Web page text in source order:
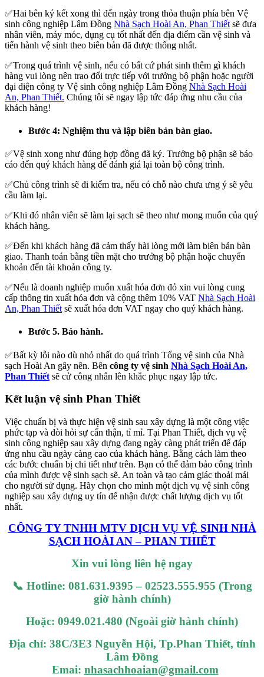
✅Hai bên ký kết xong thì đến ngày trong thỏa thuận phía bên Vệ
sinh công nghiệp Lâm Đồng Nhà Sạch Hoài An, Phan Thiết sẽ đưa
nhân viên, máy móc, dụng cụ tốt nhất đến địa điểm cần vệ sinh và
tiến hành vệ sinh theo biên bản đã được thống nhất.
✅Trong quá trình vệ sinh, nếu có bất cứ phát sinh thêm gì khách
hàng vui lòng nên trao đổi trực tiếp với trưởng bộ phận hoặc người
đại diện công ty Vệ sinh công nghiệp Lâm Đồng Nhà Sạch Hoài
An, Phan Thiết. Chúng tôi sẽ ngay lập tức đáp ứng nhu cầu của
khách hàng!
Bước 4: Nghiệm thu và lập biên bản bàn giao.
✅Vệ sinh xong như đúng hợp đồng đã ký. Trưởng bộ phận sẽ báo
cáo đến quý khách hàng để đánh giá lại toàn bộ công trình.
✅Chủ công trình sẽ đi kiểm tra, nếu có chỗ nào chưa ưng ý sẽ yêu
cầu làm lại.
✅Khi đó nhân viên sẽ làm lại sạch sẽ theo như mong muốn của quý
khách hàng.
✅Đến khi khách hàng đã cảm thấy hài lòng mới làm biên bản bàn
giao. Thanh toán bằng tiền mặt cho trưởng bộ phận hoặc chuyển
khoản đến tài khoản công ty.
✅Nếu là doanh nghiệp muốn xuất hóa đơn đỏ xin vui lòng cung
cấp thông tin xuất hóa đơn và cộng thêm 10% VAT Nhà Sạch Hoài
An, Phan Thiết sẽ xuất hóa đơn VAT ngay cho quý khách hàng.
Bước 5. Bảo hành.
✅Bất kỳ lỗi nào dù nhỏ nhất do quá trình Tổng vệ sinh của Nhà
sạch Hoài An gây nên. Bên công ty vệ sinh Nhà Sạch Hoài An,
Phan Thiết sẽ cử công nhân lên khắc phục ngay lập tức.
Kết luận vệ sinh Phan Thiết
Việc chuẩn bị và thực hiện vệ sinh sau xây dựng là một công việc
phức tạp và đòi hỏi sự cẩn thận, tỉ mỉ. Tại Phan Thiết, dịch vụ vệ
sinh công nghiệp sau xây dựng đang ngày càng phát triển để đáp
ứng nhu cầu ngày càng cao của khách hàng. Bằng cách làm theo
các bước chuẩn bị chi tiết như trên. Bạn có thể đảm bảo công trình
của mình được vệ sinh sạch sẽ. An toàn và tạo cảm giác thoải mái
cho người sử dụng. Hãy chọn cho mình một dịch vụ vệ sinh công
nghiệp sau xây dựng uy tín để nhận được chất lượng dịch vụ tốt
nhất.
CÔNG TY TNHH MTV DỊCH VỤ VỆ SINH NHÀ
SẠCH HOÀI AN – PHAN THIẾT
Xin vui lòng liên hệ ngay
📞 Hotline: 081.631.9395 – 02523.555.955 (Trong
giờ hành chính)
Hoặc: 0949.021.480 (Ngoài giờ hành chính)
Địa chỉ: 38C/3E3 Nguyễn Hội, Tp.Phan Thiết, tỉnh
Lâm Đồng
Emai: nhasachhoaian@gmail.com